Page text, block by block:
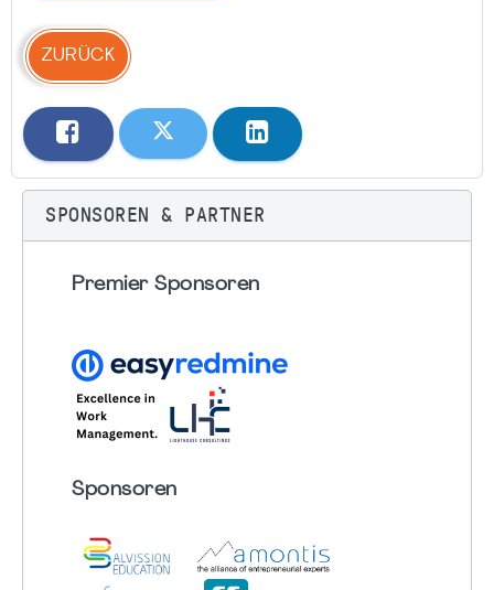
ZURÜCK
SPONSOREN & PARTNER
Premier Sponsoren
Sponsoren